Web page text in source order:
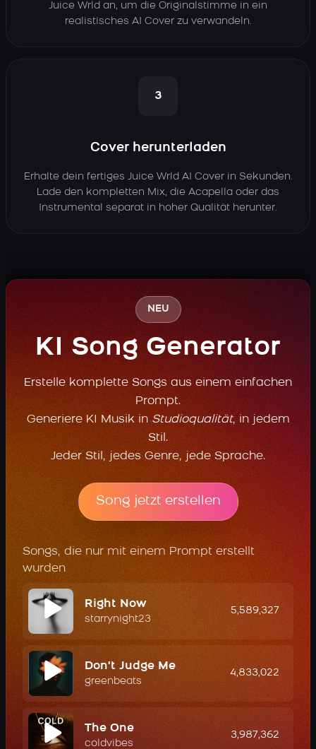
Juice Wrld an, um die Originalstimme in ein
realistisches AI Cover zu verwandeln.
3
Cover herunterladen
Erhalte dein fertiges Juice Wrld AI Cover in Sekunden.
Lade den kompletten Mix, die Acapella oder das
Instrumental separat in hoher Qualität herunter.
NEU
KI Song Generator
Erstelle komplette Songs aus einem einfachen
Prompt.
Generiere KI Musik in Studioqualität, in jedem
Stil.
Jeder Stil, jedes Genre, jede Sprache.
Song jetzt erstellen
Songs, die nur mit einem Prompt erstellt
wurden
Right Now
starrynight23
5,589,327
Don't Judge Me
greenbeats
4,833,022
The One
coldvibes
3,987,362